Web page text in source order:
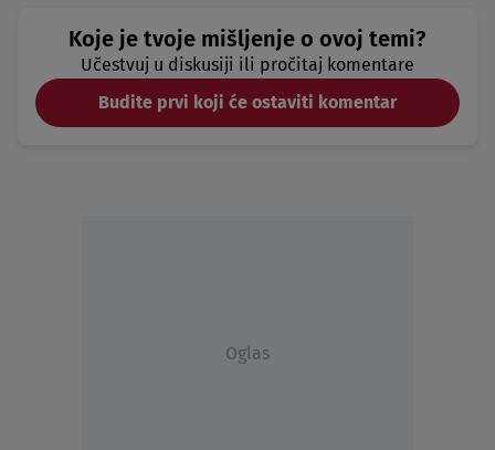
Koje je tvoje mišljenje o ovoj temi?
Učestvuj u diskusiji ili pročitaj komentare
Budite prvi koji će ostaviti komentar
Oglas